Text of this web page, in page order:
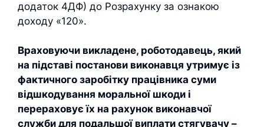
додаток 4ДФ) до Розрахунку за ознакою
доходу «120».
Враховуючи викладене, роботодавець, який
на підставі постанови виконавця утримує із
фактичного заробітку працівника суми
відшкодування моральної шкоди і
перераховує їх на рахунок виконавчої
служби для подальшої виплати стягувачу –